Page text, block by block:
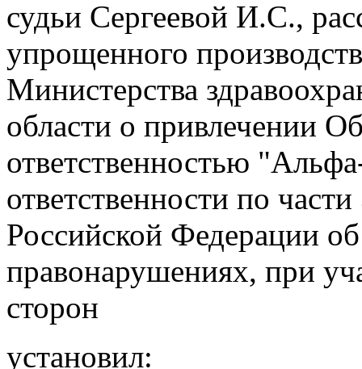
судьи Сергеевой И.С.,
упрощенного
Министерства
области о привлечении
ответственностью
ответственности по
Российской Федерации
правонарушениях, при
сторон
установил: